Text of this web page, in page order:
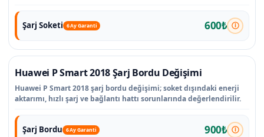
Şarj Soketi 6 Ay Garanti 600₺
Huawei P Smart 2018 Şarj Bordu Değişimi
Huawei P Smart 2018 şarj bordu değişimi; soket dışındaki enerji
aktarımı, hızlı şarj ve bağlantı hattı sorunlarında değerlendirilir.
Şarj Bordu 6 Ay Garanti 900₺